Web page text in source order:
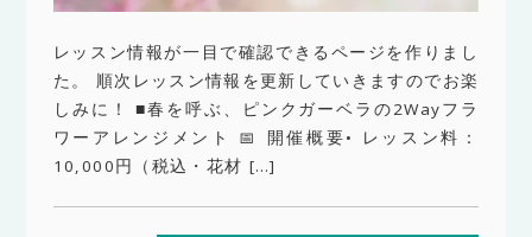
レッスン情報が一目で確認できるページを作りまし
た。 順次レッスン情報を更新していきますのでお楽
しみに！ ■春を呼ぶ、ピンクガーベラの2Wayフラ
ワーアレンジメント 📅 開催概要• レッスン料：
10,000円（税込・花材 […]